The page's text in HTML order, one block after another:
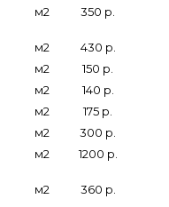
м2 350 р.
м2
430 р.
м2
150 р.
м2
140 р.
м2
175 р.
м2
300 р.
м2 1200 р.
м2
360 р.